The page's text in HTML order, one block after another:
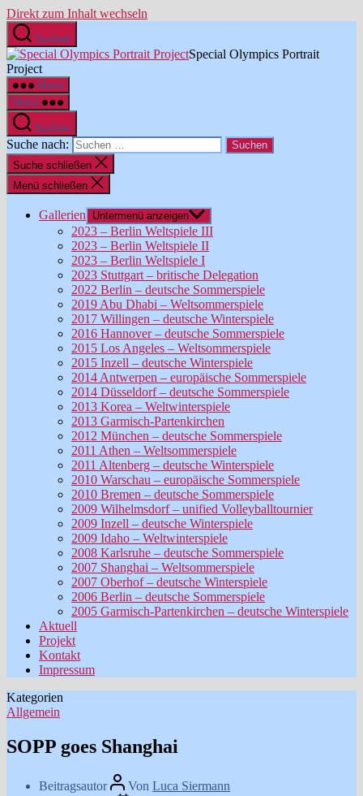
Direkt zum Inhalt wechseln
Suchen
Special Olympics Portrait
Project
Menü
Menü
Suchen
Suche nach:
Suche schließen
Menü schließen
Gallerien Untermenü anzeigen
2023 – Berlin Weltspiele III
2023 – Berlin Weltspiele II
2023 – Berlin Weltspiele I
2023 Stuttgart – britische Delegation
2022 Berlin – deutsche Sommerspiele
2019 Abu Dhabi – Weltsommerspiele
2017 Willingen – deutsche Winterspiele
2016 Hannover – deutsche Sommerspiele
2015 Los Angeles – Weltsommerspiele
2015 Inzell – deutsche Winterspiele
2014 Antwerpen – europäische Sommerspiele
2014 Düsseldorf – deutsche Sommerspiele
2013 Korea – Weltwinterspiele
2013 Garmisch-Partenkirchen
2012 München – deutsche Sommerspiele
2011 Athen – Weltsommerspiele
2011 Altenberg – deutsche Winterspiele
2010 Warschau – europäische Sommerspiele
2010 Bremen – deutsche Sommerspiele
2009 Wilhelmsdorf – unified Volleyballtournier
2009 Inzell – deutsche Winterspiele
2009 Idaho – Weltwinterspiele
2008 Karlsruhe – deutsche Sommerspiele
2007 Shanghai – Weltsommerspiele
2007 Oberhof – deutsche Winterspiele
2006 Berlin – deutsche Sommerspiele
2005 Garmisch-Partenkirchen – deutsche Winterspiele
Aktuell
Projekt
Kontakt
Impressum
Kategorien
Allgemein
SOPP goes Shanghai
Beitragsautor Von Luca Siermann